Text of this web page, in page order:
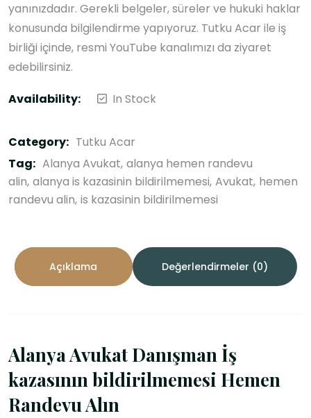
yanınızdadır. Gerekli belgeler, süreler ve hukuki haklar
konusunda bilgilendirme yapıyoruz. Tutku Acar ile iş
birliği içinde, resmi YouTube kanalımızı da ziyaret
edebilirsiniz.
Availability:
In Stock
Category: Tutku Acar
Tag: Alanya Avukat alanya hemen randevu
alin alanya is kazasinin bildirilmemesi Avukat hemen
randevu alin is kazasinin bildirilmemesi
Açıklama Değerlendirmeler (0)
Alanya Avukat Danışman İş
kazasının bildirilmemesi Hemen
Randevu Alın